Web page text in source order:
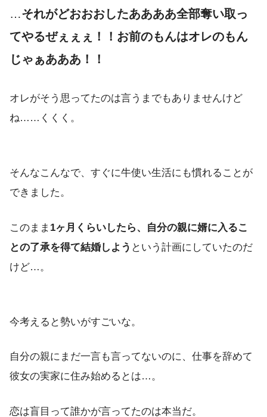
…それがどおおおしたああああ全部奪い取っ
てやるぜぇぇぇ！！お前のもんはオレのもん
じゃぁあああ！！
オレがそう思ってたのは言うまでもありませんけど
ね……くくく。
そんなこんなで、すぐに牛使い生活にも慣れることが
できました。
このまま 1ヶ月くらいしたら、自分の親に婿に入るこ
との了承を得て結婚しよう という計画にしていたのだ
けど…。
今考えると勢いがすごいな。
自分の親にまだ一言も言ってないのに、仕事を辞めて
彼女の実家に住み始めるとは…。
恋は盲目って誰かが言ってたのは本当だ。